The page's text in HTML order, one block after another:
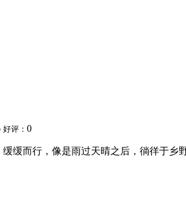
好评： 0
缓而行，像是雨过天晴之后，徜徉于